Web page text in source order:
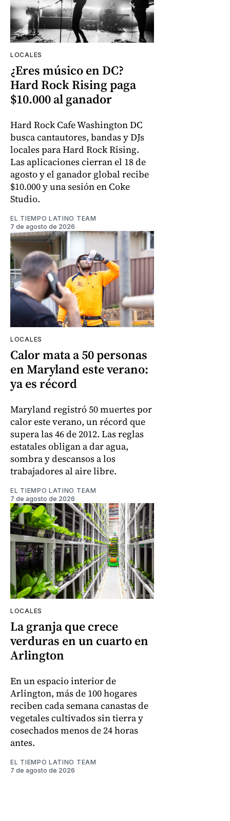
LOCALES
¿Eres músico en DC?
Hard Rock Rising paga
$10.000 al ganador
Hard Rock Cafe Washington DC
busca cantautores, bandas y DJs
locales para Hard Rock Rising.
Las aplicaciones cierran el 18 de
agosto y el ganador global recibe
$10.000 y una sesión en Coke
Studio.
EL TIEMPO LATINO TEAM
7 de agosto de 2026
LOCALES
Calor mata a 50 personas
en Maryland este verano:
ya es récord
Maryland registró 50 muertes por
calor este verano, un récord que
supera las 46 de 2012. Las reglas
estatales obligan a dar agua,
sombra y descansos a los
trabajadores al aire libre.
EL TIEMPO LATINO TEAM
7 de agosto de 2026
LOCALES
La granja que crece
verduras en un cuarto en
Arlington
En un espacio interior de
Arlington, más de 100 hogares
reciben cada semana canastas de
vegetales cultivados sin tierra y
cosechados menos de 24 horas
antes.
EL TIEMPO LATINO TEAM
7 de agosto de 2026